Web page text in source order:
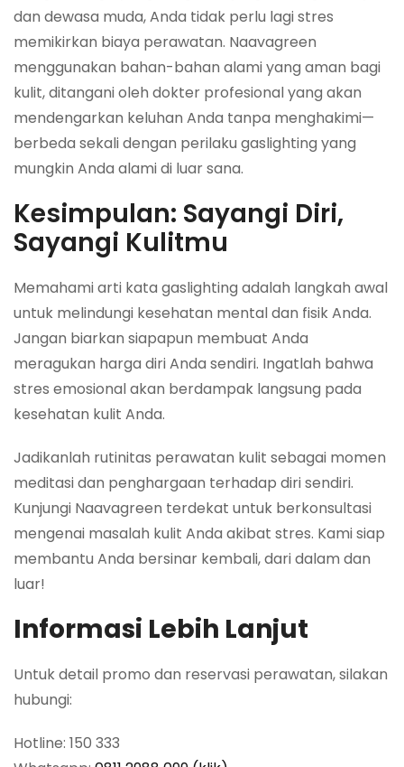
dan dewasa muda, Anda tidak perlu lagi stres
memikirkan biaya perawatan. Naavagreen
menggunakan bahan-bahan alami yang aman bagi
kulit, ditangani oleh dokter profesional yang akan
mendengarkan keluhan Anda tanpa menghakimi—
berbeda sekali dengan perilaku gaslighting yang
mungkin Anda alami di luar sana.
Kesimpulan: Sayangi Diri,
Sayangi Kulitmu
Memahami arti kata gaslighting adalah langkah awal
untuk melindungi kesehatan mental dan fisik Anda.
Jangan biarkan siapapun membuat Anda
meragukan harga diri Anda sendiri. Ingatlah bahwa
stres emosional akan berdampak langsung pada
kesehatan kulit Anda.
Jadikanlah rutinitas perawatan kulit sebagai momen
meditasi dan penghargaan terhadap diri sendiri.
Kunjungi Naavagreen terdekat untuk berkonsultasi
mengenai masalah kulit Anda akibat stres. Kami siap
membantu Anda bersinar kembali, dari dalam dan
luar!
Informasi Lebih Lanjut
Untuk detail promo dan reservasi perawatan, silakan
hubungi:
Hotline: 150 333